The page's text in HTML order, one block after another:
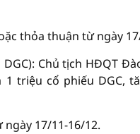
thỏa thuận từ ngày
Chủ tịch HĐQT
triệu cổ phiếu DGC,
17/11-16/12.